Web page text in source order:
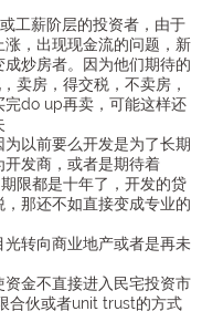
工薪阶层的投资者，由于
，出现现金流的问题，新
炒房者。因为他们期待的
卖房，得交税，不卖房，
完do up再卖，可能这样还
以前要么开发是为了长期
发商，或者是期待着
限都是十年了，开发的贷
那还不如直接变成专业的
转向商业地产或者是再未
金不直接进入民宅投资市
合伙或者unit trust的方式